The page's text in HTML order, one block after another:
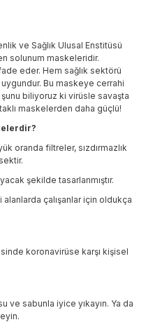
ve Sağlık Ulusal Enstitüsü
solunum maskeleridir.
eder. Hem sağlık sektörü
uygundur. Bu maskeye cerrahi
biliyoruz ki virüsle savaşta
maskelerden daha güçlü!
oranda filtreler, sızdırmazlık
şekilde tasarlanmıştır.
alanlarda çalışanlar için oldukça
koronavirüse karşı kişisel
ve sabunla iyice yıkayın. Ya da